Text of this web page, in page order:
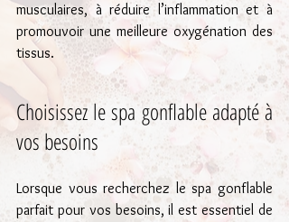
musculaires, à réduire l’inflammation et à
promouvoir une meilleure oxygénation des
tissus.
Choisissez le spa gonflable adapté à
vos besoins
Lorsque vous recherchez le spa gonflable
parfait pour vos besoins, il est essentiel de